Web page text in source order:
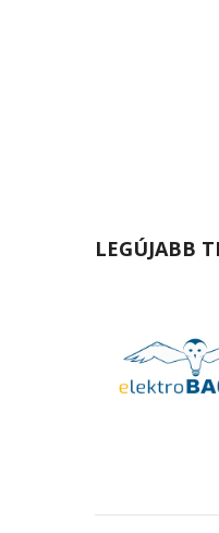
LEGÚJABB